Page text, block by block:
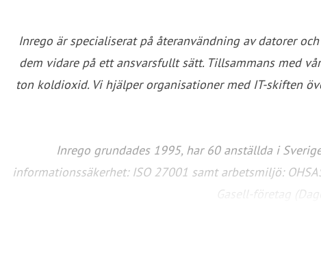
Inrego är specialiserat på återanvändning av datorer
dem vidare på ett ansvarsfullt sätt. Tillsammans med
ton koldioxid. Vi hjälper organisationer med IT-skiften
Inrego grundades 1995, har 60 anställda i
informationssäkerhet: ISO 27001 samt arbetsmiljö:
Gasell-företag